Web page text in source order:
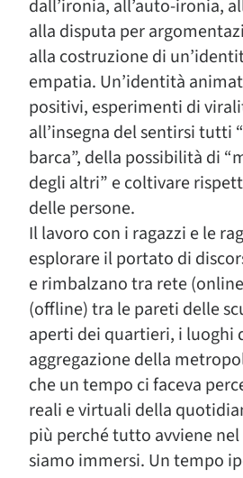
dall’ironia, all’auto-ironia,
alla disputa per
alla costruzione di
empatia. Un’identità
positivi, esperimenti di
all’insegna del sentirsi tutti
barca”, della possibilità di
degli altri” e coltivare
delle persone.
Il lavoro con i ragazzi e le
esplorare il portato di
e rimbalzano tra rete
(offline) tra le pareti delle
aperti dei quartieri, i luoghi
aggregazione della
che un tempo ci faceva
reali e virtuali della
più perché tutto avviene
siamo immersi. Un tempo